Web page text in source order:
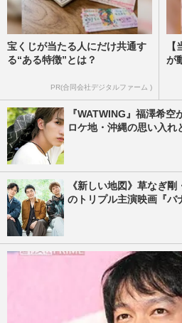
宝くじが当たる人にだけ共通す
る“ある特徴”とは？
PR(合同会社デジタルファーム )
が
『WATWING』福澤希
ロケ地・沖縄の思い入れ
《新しい地図》草なぎ
のトリプル主演映画『バ